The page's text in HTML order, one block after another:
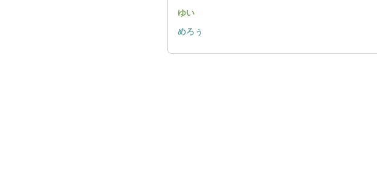
ゆい
めろぅ